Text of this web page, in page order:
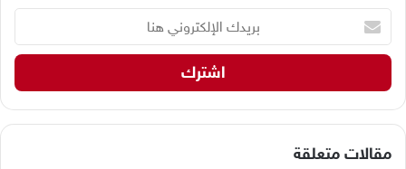
ي
ك
ا
إمقالات متعلقة